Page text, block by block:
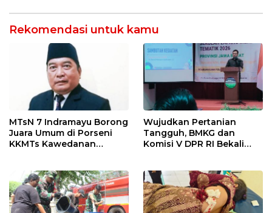
Rekomendasi untuk kamu
MTsN 7 Indramayu Borong
Juara Umum di Porseni
KKMTs Kawedanan
Wujudkan Pertanian
Tangguh, BMKG dan
Komisi V DPR RI Bekali